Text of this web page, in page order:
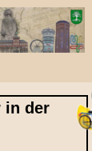
in der